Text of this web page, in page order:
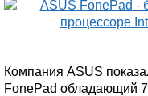
Компания ASUS
FonePad обладающий